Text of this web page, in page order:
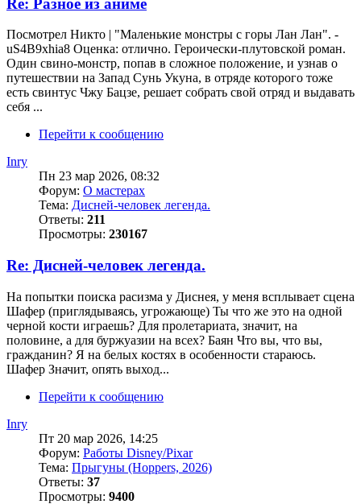
Re: Разное из аниме
Посмотрел Никто | "Маленькие монстры с горы Лан Лан". -
uS4B9xhia8 Оценка: отлично. Героически-плутовской роман.
Один свино-монстр, попав в сложное положение, и узнав о
путешествии на Запад Сунь Укуна, в отряде которого тоже
есть свинтус Чжу Бацзе, решает собрать свой отряд и выдавать
себя ...
Перейти к сообщению
Inry
Пн 23 мар 2026, 08:32
Форум: О мастерах
Тема: Дисней-человек легенда.
Ответы: 211
Просмотры: 230167
Re: Дисней-человек легенда.
На попытки поиска расизма у Диснея, у меня всплывает сцена
Шафер (приглядываясь, угрожающе) Ты что же это на одной
черной кости играешь? Для пролетариата, значит, на
половине, а для буржуазии на всех? Баян Что вы, что вы,
гражданин? Я на белых костях в особенности стараюсь.
Шафер Значит, опять выход...
Перейти к сообщению
Inry
Пт 20 мар 2026, 14:25
Форум: Работы Disney/Pixar
Тема: Прыгуны (Hoppers, 2026)
Ответы: 37
Просмотры: 9400